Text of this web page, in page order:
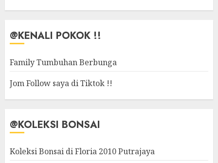
@KENALI POKOK !!
Family Tumbuhan Berbunga
Jom Follow saya di Tiktok !!
@KOLEKSI BONSAI
Koleksi Bonsai di Floria 2010 Putrajaya